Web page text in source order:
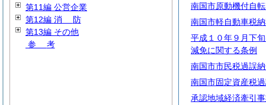
南国市原動機付自
南国市軽自動車税
平成１０年９月下
減免に関する条例
南国市市民税過誤
南国市固定資産税
承認地域経済牽引
第11編 公営企業
第12編 消 防
第13編 その他
参 考